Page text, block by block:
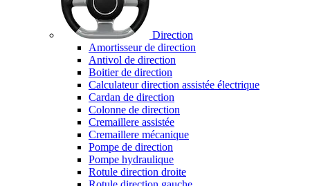
Direction
Amortisseur de direction
Antivol de direction
Boitier de direction
Calculateur direction assistée électrique
Cardan de direction
Colonne de direction
Cremaillere assistée
Cremaillere mécanique
Pompe de direction
Pompe hydraulique
Rotule direction droite